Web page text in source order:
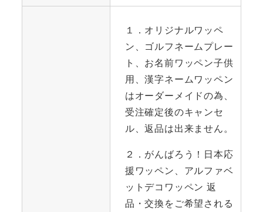
１．オリジナルワッペ
ン、ゴルフネームプレー
ト、お名前ワッペン子供
用、漢字ネームワッペン
はオーダーメイドの為、
受注確定後のキャンセ
ル、返品は出来ません。
２．がんばろう！日本応
援ワッペン、アルファベ
ットデコワッペン 返
品・交換をご希望される